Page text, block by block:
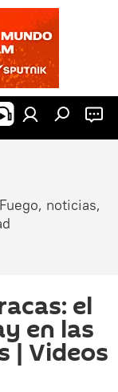
noticias,
el
en las
| Videos